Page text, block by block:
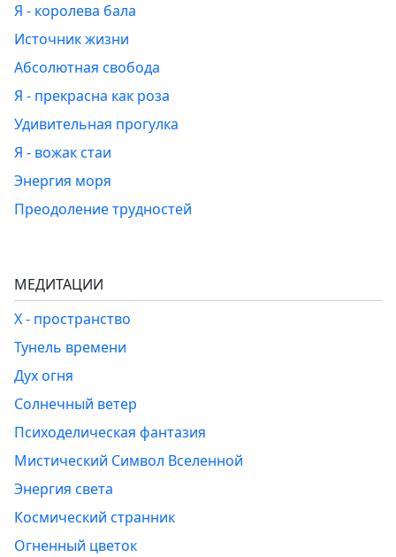
Я - королева бала
Источник жизни
Абсолютная свобода
Я - прекрасна как роза
Удивительная прогулка
Я - вожак стаи
Энергия моря
Преодоление трудностей
МЕДИТАЦИИ
Х - пространство
Тунель времени
Дух огня
Солнечный ветер
Психоделическая фантазия
Мистический Символ Вселенной
Энергия света
Космический странник
Огненный цветок